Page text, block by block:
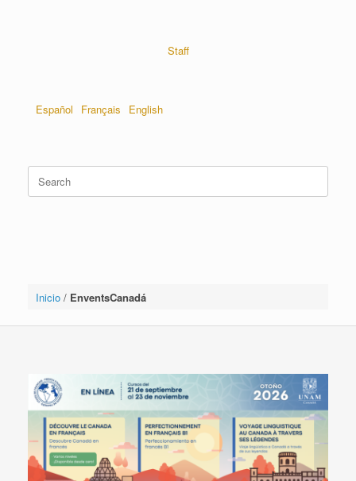
Staff
Español Français English
Inicio/ EnventsCanadá